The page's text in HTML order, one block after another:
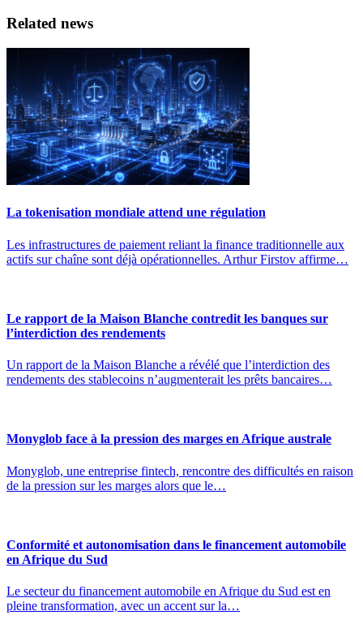
Related news
La tokenisation mondiale attend une régulation
Les infrastructures de paiement reliant la finance traditionnelle aux
actifs sur chaîne sont déjà opérationnelles. Arthur Firstov affirme…
Le rapport de la Maison Blanche contredit les banques sur
l’interdiction des rendements
Un rapport de la Maison Blanche a révélé que l’interdiction des
rendements des stablecoins n’augmenterait les prêts bancaires…
Monyglob face à la pression des marges en Afrique australe
Monyglob, une entreprise fintech, rencontre des difficultés en raison
de la pression sur les marges alors que le…
Conformité et autonomisation dans le financement automobile
en Afrique du Sud
Le secteur du financement automobile en Afrique du Sud est en
pleine transformation, avec un accent sur la…